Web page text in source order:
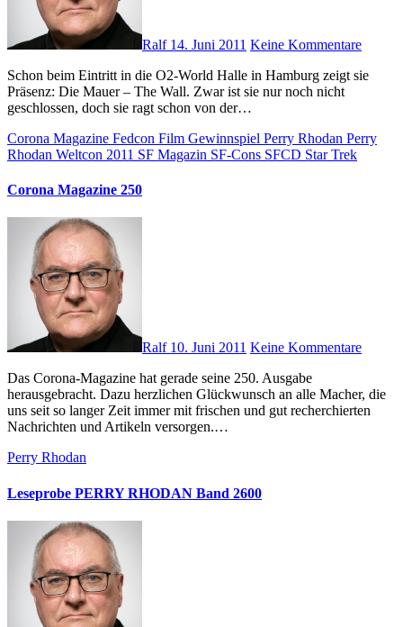
Ralf 14. Juni 2011 Keine Kommentare
Schon beim Eintritt in die O2-World Halle in Hamburg zeigt sie
Präsenz: Die Mauer – The Wall. Zwar ist sie nur noch nicht
geschlossen, doch sie ragt schon von der…
Corona Magazine Fedcon Film Gewinnspiel Perry Rhodan Perry
Rhodan Weltcon 2011 SF Magazin SF-Cons SFCD Star Trek
Corona Magazine 250
Ralf 10. Juni 2011 Keine Kommentare
Das Corona-Magazine hat gerade seine 250. Ausgabe
herausgebracht. Dazu herzlichen Glückwunsch an alle Macher, die
uns seit so langer Zeit immer mit frischen und gut recherchierten
Nachrichten und Artikeln versorgen.…
Perry Rhodan
Leseprobe PERRY RHODAN Band 2600